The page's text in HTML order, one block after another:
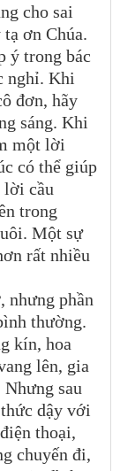
cho sai
ơn Chúa.
ý trong bác
nghỉ. Khi
đơn, hãy
sáng. Khi
một lời
có thể giúp
cầu
trong
Một sự
rất nhiều
nhưng phần
thường.
kín, hoa
lên, gia
sau
dậy với
thoại,
chuyến đi,